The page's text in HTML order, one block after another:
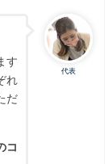
代表
す
れ
だ
コ